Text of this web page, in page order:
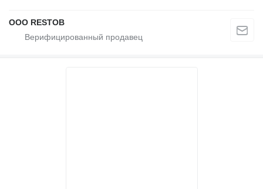
OOO RESTOB